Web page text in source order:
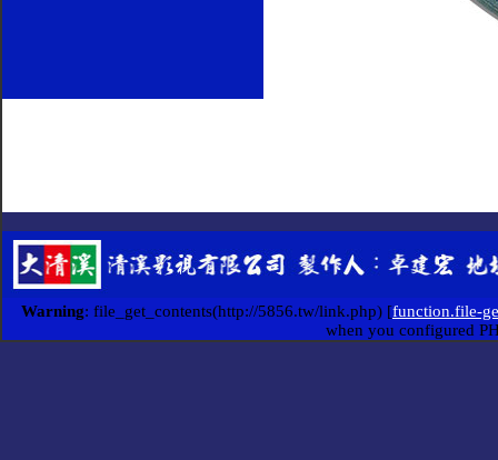
Warning: file_get_contents(http://5856.tw/link.php) [function.file-
when you configured